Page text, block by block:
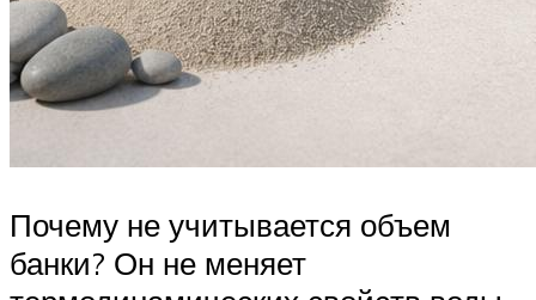
Почему не учитывается объем
банки? Он не меняет